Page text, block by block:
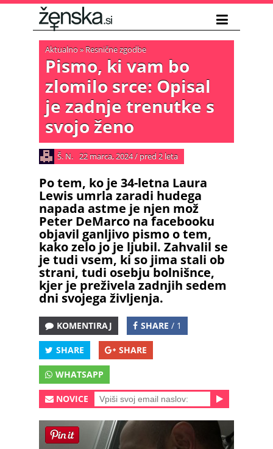
Aktualno» Resnične zgodbe
Pismo, ki vam bo
zlomilo srce: Opisal
je zadnje trenutke s
svojo ženo
Š. N. 22 marca, 2024/ pred 2 leta
Po tem, ko je 34-letna Laura
Lewis umrla zaradi hudega
napada astme je njen mož
Peter DeMarco na facebooku
objavil ganljivo pismo o tem,
kako zelo jo je ljubil. Zahvalil se
je tudi vsem, ki so jima stali ob
strani, tudi osebju bolnišnce,
kjer je preživela zadnjih sedem
dni svojega življenja.
KOMENTIRAJ SHARE / 1
SHARE SHARE
WHATSAPP
NOVICE